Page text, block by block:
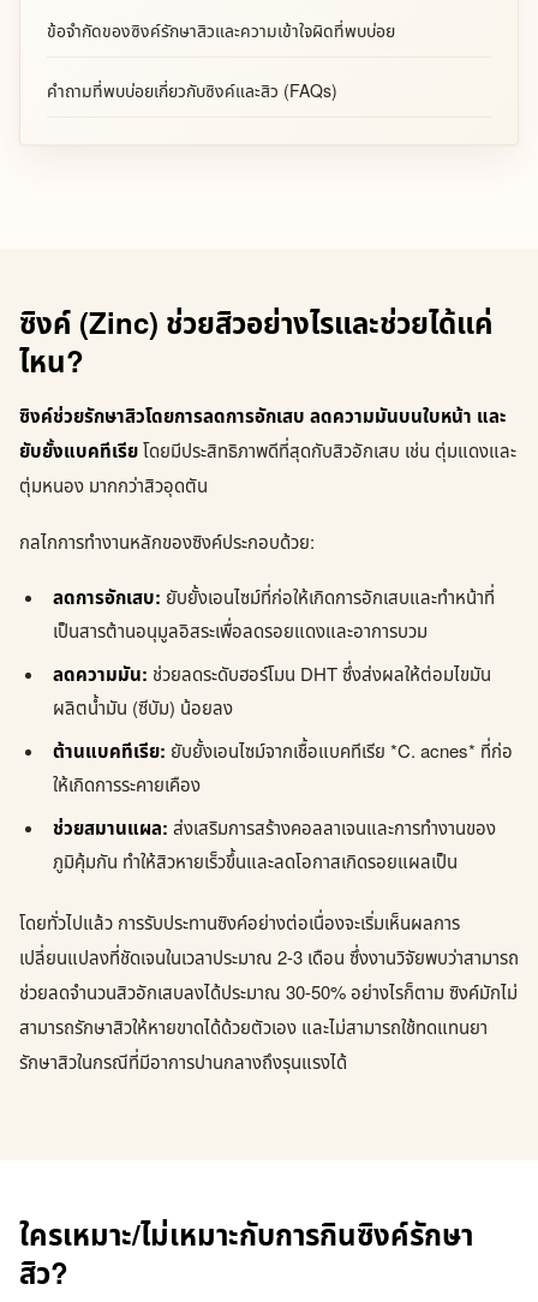
ข้อจำกัดของซิงค์รักษาสิวและความเข้าใจผิดที่พบบ่อย
คำถามที่พบบ่อยเกี่ยวกับซิงค์และสิว (FAQs)
ซิงค์ (Zinc) ช่วยสิวอย่างไรและช่วยได้แค่
ไหน?
ซิงค์ช่วยรักษาสิวโดยการลดการอักเสบ ลดความมันบนใบหน้า และ
ยับยั้งแบคทีเรียโดยมีประสิทธิภาพดีที่สุดกับสิวอักเสบ เช่น ตุ่มแดงและ
ตุ่มหนอง มากกว่าสิวอุดตัน
กลไกการทำงานหลักของซิงค์ประกอบด้วย:
ลดการอักเสบ: ยับยั้งเอนไซม์ที่ก่อให้เกิดการอักเสบและทำหน้าที่
เป็นสารต้านอนุมูลอิสระเพื่อลดรอยแดงและอาการบวม
ลดความมัน: ช่วยลดระดับฮอร์โมน DHT ซึ่งส่งผลให้ต่อมไขมัน
ผลิตน้ำมัน (ซีบัม) น้อยลง
ต้านแบคทีเรีย: ยับยั้งเอนไซม์จากเชื้อแบคทีเรีย *C. acnes* ที่ก่อ
ให้เกิดการระคายเคือง
ช่วยสมานแผล: ส่งเสริมการสร้างคอลลาเจนและการทำงานของ
ภูมิคุ้มกัน ทำให้สิวหายเร็วขึ้นและลดโอกาสเกิดรอยแผลเป็น
โดยทั่วไปแล้ว การรับประทานซิงค์อย่างต่อเนื่องจะเริ่มเห็นผลการ
เปลี่ยนแปลงที่ชัดเจนในเวลาประมาณ 2-3 เดือน ซึ่งงานวิจัยพบว่าสามารถ
ช่วยลดจำนวนสิวอักเสบลงได้ประมาณ 30-50% อย่างไรก็ตาม ซิงค์มักไม่
สามารถรักษาสิวให้หายขาดได้ด้วยตัวเอง และไม่สามารถใช้ทดแทนยา
รักษาสิวในกรณีที่มีอาการปานกลางถึงรุนแรงได้
ใครเหมาะ/ไม่เหมาะกับการกินซิงค์รักษา
สิว?